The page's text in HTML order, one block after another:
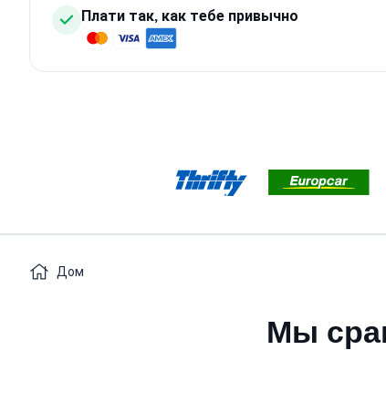
Плати так, как тебе привычно
Дом
Мы